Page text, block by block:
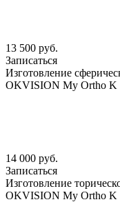
13 500 руб.
Записаться
Изготовление
OKVISION My Ortho K
14 000 руб.
Записаться
Изготовление
OKVISION My Ortho K